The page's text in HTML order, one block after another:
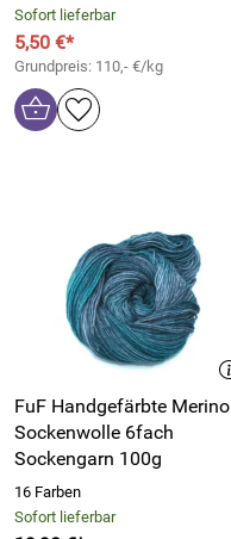
Sofort lieferbar
5,50 €*
Grundpreis: 110,- €/kg
FuF Handgefärbte Merino
Sockenwolle 6fach
Sockengarn 100g
16 Farben
Sofort lieferbar